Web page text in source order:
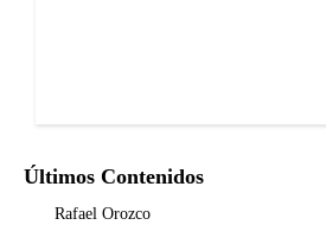
Últimos Contenidos
Rafael Orozco